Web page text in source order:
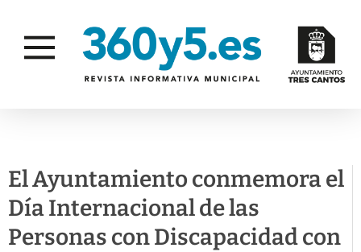
El Ayuntamiento conmemora el
Día Internacional de las
Personas con Discapacidad con